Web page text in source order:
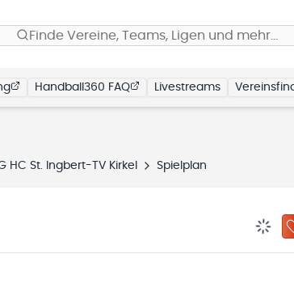
Finde Vereine, Teams, Ligen und mehr…
Handball360 FAQ Livestreams
HC St. Ingbert-TV Kirkel Spielplan